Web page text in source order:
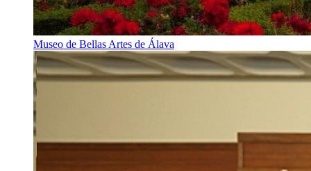
Museo de Bellas Artes de Álava